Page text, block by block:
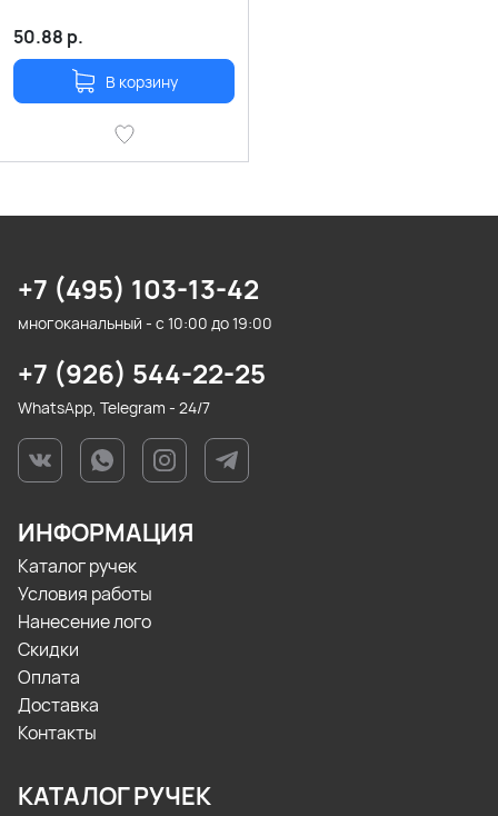
50.88 р.
В корзину
+7 (495) 103-13-42
многоканальный - с 10:00 до 19:00
+7 (926) 544-22-25
WhatsApp, Telegram - 24/7
ИНФОРМАЦИЯ
Каталог ручек
Условия работы
Нанесение лого
Скидки
Оплата
Доставка
Контакты
КАТАЛОГ РУЧЕК